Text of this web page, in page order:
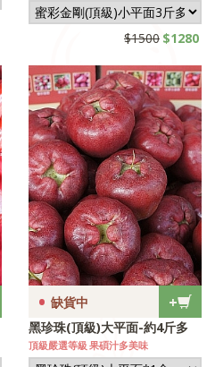
$1500 $1280
+
• 缺貨中
黑珍珠(頂級)大平面-約4斤多
頂級嚴選等級 果碩汁多美味